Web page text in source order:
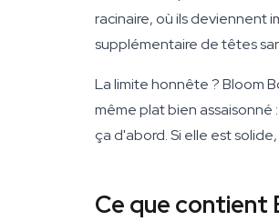
racinaire, où ils deviennent
supplémentaire de têtes
La limite honnête ? Bloom
même plat bien assaisonné
ça d'abord. Si elle est
Ce que contient